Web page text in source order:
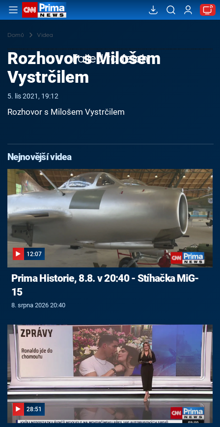
Domů Videa
Failed to fetch
Rozhovor s Milošem
Vystrčilem
5. lis 2021, 19:12
Rozhovor s Milošem Vystrčilem
Nejnovější videa
12:07
Prima Historie, 8.8. v 20:40 - Stíhačka MiG-
15
8. srpna 2026 20:40
28:51